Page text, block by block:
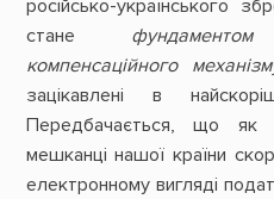
російсько-українського
стане
компенсаційного
зацікавлені в
Передбачається, що як
мешканці нашої країни
електронному вигляді